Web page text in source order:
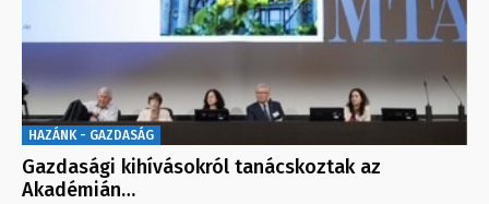
HAZÁNK - GAZDASÁG
Gazdasági kihívásokról tanácskoztak az
Akadémián…